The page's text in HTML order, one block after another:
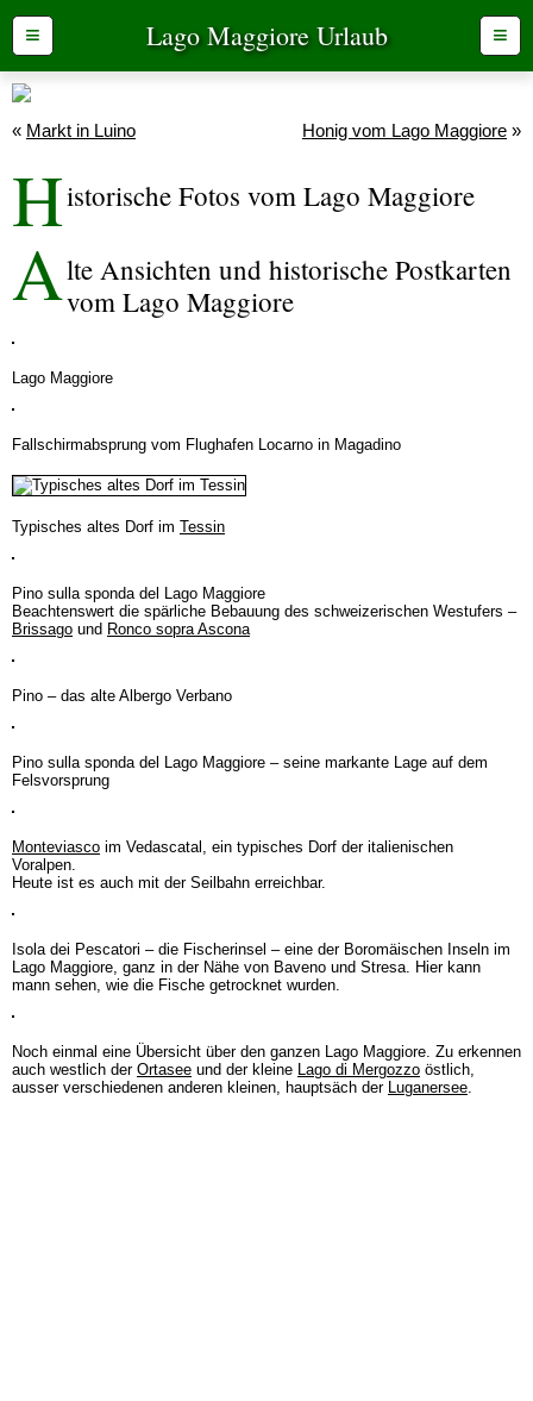
Lago Maggiore Urlaub
≡ ≡
« Markt in Luino Honig vom Lago Maggiore »
Historische Fotos vom Lago Maggiore
Alte Ansichten und historische Postkarten
vom Lago Maggiore
Lago Maggiore
Fallschirmabsprung vom Flughafen Locarno in Magadino
Typisches altes Dorf im Tessin
Pino sulla sponda del Lago Maggiore
Beachtenswert die spärliche Bebauung des schweizerischen Westufers –
Brissago und Ronco sopra Ascona
Pino – das alte Albergo Verbano
Pino sulla sponda del Lago Maggiore – seine markante Lage auf dem
Felsvorsprung
Monteviasco im Vedascatal, ein typisches Dorf der italienischen
Voralpen.
Heute ist es auch mit der Seilbahn erreichbar.
Isola dei Pescatori – die Fischerinsel – eine der Boromäischen Inseln im
Lago Maggiore, ganz in der Nähe von Baveno und Stresa. Hier kann
mann sehen, wie die Fische getrocknet wurden.
Noch einmal eine Übersicht über den ganzen Lago Maggiore. Zu erkennen
auch westlich der Ortasee und der kleine Lago di Mergozzo östlich,
ausser verschiedenen anderen kleinen, hauptsäch der Luganersee.